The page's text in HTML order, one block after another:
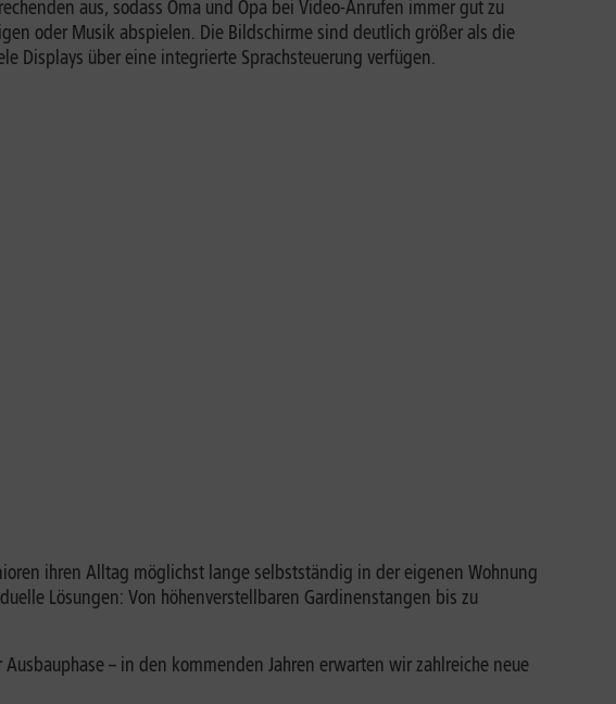
aus, sodass Oma und Opa bei Video-Anrufen immer gut zu
oder Musik abspielen. Die Bildschirme sind deutlich größer als die
Displays über eine integrierte Sprachsteuerung verfügen.
ihren Alltag möglichst lange selbstständig in der eigenen Wohnung
Lösungen: Von höhenverstellbaren Gardinenstangen bis zu
– in den kommenden Jahren erwarten wir zahlreiche neue